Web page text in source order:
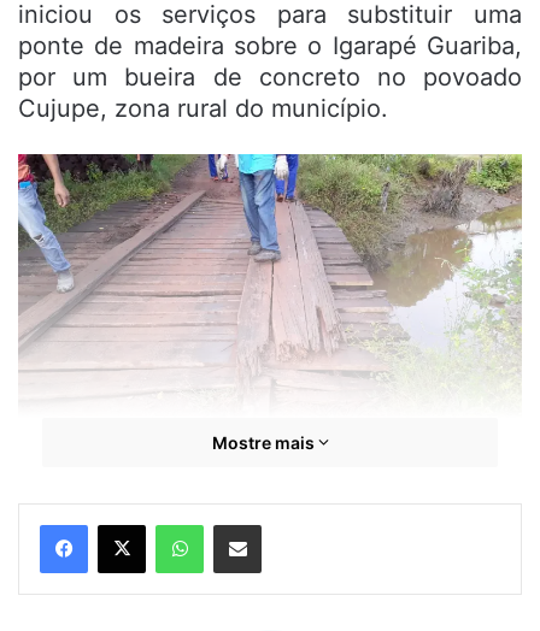
iniciou os serviços para substituir uma
ponte de madeira sobre o Igarapé Guariba,
por um bueira de concreto no povoado
Cujupe, zona rural do município.
Mostre mais